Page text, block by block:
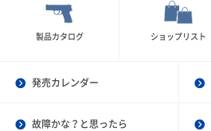
製品カタログ ショップリスト
発売カレンダー
故障かな？と思ったら